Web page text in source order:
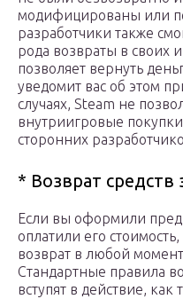
модифицированы или
разработчики также
рода возвраты в своих
позволяет вернуть
уведомит вас об этом
случаях, Steam не
внутриигровые
сторонних
* Возврат средств
Если вы оформили
оплатили его
возврат в любой
Стандартные правила
вступят в действие, как